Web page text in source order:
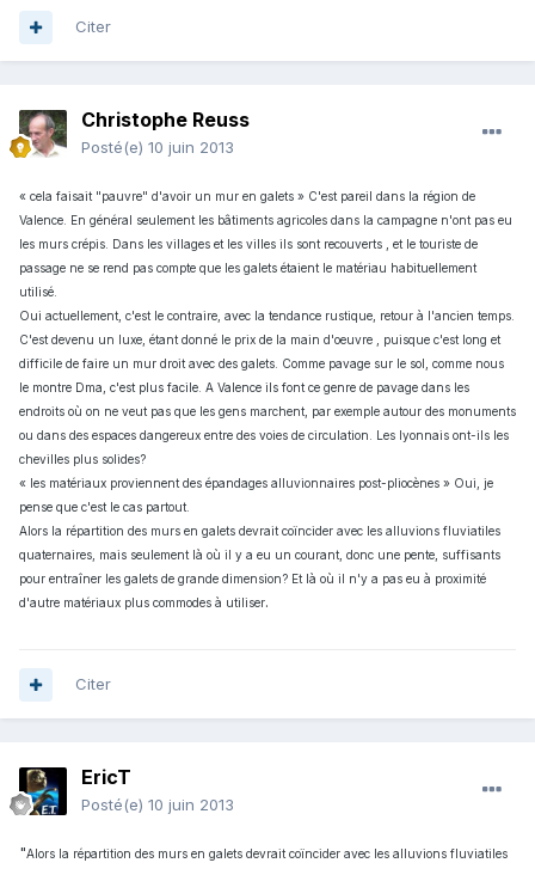
Citer
Christophe Reuss
Posté(e) 10 juin 2013
« cela faisait "pauvre" d'avoir un mur en galets » C'est pareil dans la région de
Valence. En général seulement les bâtiments agricoles dans la campagne n'ont pas eu
les murs crépis. Dans les villages et les villes ils sont recouverts , et le touriste de
passage ne se rend pas compte que les galets étaient le matériau habituellement
utilisé.
Oui actuellement, c'est le contraire, avec la tendance rustique, retour à l'ancien temps.
C'est devenu un luxe, étant donné le prix de la main d'oeuvre , puisque c'est long et
difficile de faire un mur droit avec des galets. Comme pavage sur le sol, comme nous
le montre Dma, c'est plus facile. A Valence ils font ce genre de pavage dans les
endroits où on ne veut pas que les gens marchent, par exemple autour des monuments
ou dans des espaces dangereux entre des voies de circulation. Les lyonnais ont-ils les
chevilles plus solides?
« les matériaux proviennent des épandages alluvionnaires post-pliocènes » Oui, je
pense que c'est le cas partout.
Alors la répartition des murs en galets devrait coïncider avec les alluvions fluviatiles
quaternaires, mais seulement là où il y a eu un courant, donc une pente, suffisants
pour entraîner les galets de grande dimension? Et là où il n'y a pas eu à proximité
d'autre matériaux plus commodes à utiliser.
Citer
EricT
Posté(e) 10 juin 2013
"Alors la répartition des murs en galets devrait coïncider avec les alluvions fluviatiles